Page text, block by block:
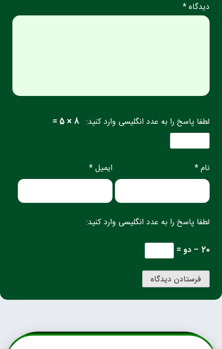
دیدگاه *
لطفا پاسخ را به عدد انگلیسی وارد کنید: 8 × 5 =
نام * ایمیل *
لطفا پاسخ را به عدد انگلیسی وارد کنید:
20 − دو =